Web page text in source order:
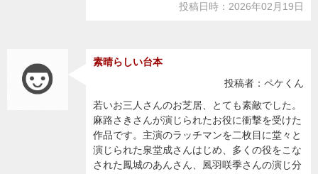
投稿日時：2026年02月19日
素晴らしい台本
投稿者：ペケくん
若いお三人さんのお芝居、とても素敵でした。
麻路さきさんが演じられたお役に衝撃を受けた
作品です。主演のラッチマンを二枚目に堂々と
演じられた泉堂成さんはじめ、多くの役をこな
された鳳城のあんさん、風羽咲季さんの演じ分